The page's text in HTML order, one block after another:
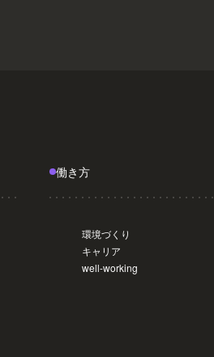
働き方
環境づくり
キャリア
well-working